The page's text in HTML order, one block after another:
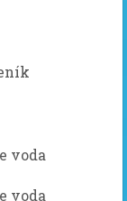
voda
voda